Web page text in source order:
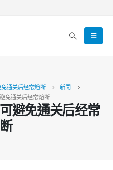
通关后经常熔断
新聞
免通关后经常熔断
避免通关后经常